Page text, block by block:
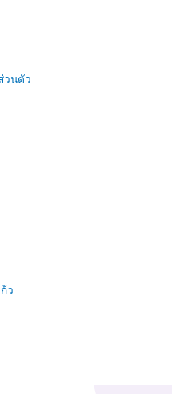
วนตัว
ว